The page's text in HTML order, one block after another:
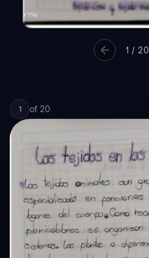
1 / 20
1 of 20